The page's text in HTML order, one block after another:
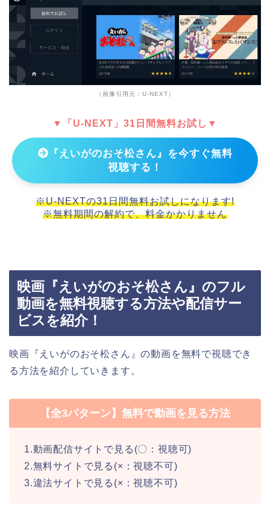
（画像引用元：U-NEXT）
▼「U-NEXT」31日間無料お試し▼
『えいがのおそ松さん』を今すぐ無料
視聴する！
※U-NEXTの31日間無料お試しになります!
※無料期間の解約で、料金かかりません
映画『えいがのおそ松さん』のフル
動画を無料視聴する方法や配信サー
ビスを紹介！
映画『えいがのおそ松さん』の動画を無料で視聴でき
る方法を紹介していきます。
【全3パターン】無料で動画を見る方法
1.動画配信サイトで見る(〇：視聴可)
2.無料サイトで見る(×：視聴不可)
3.違法サイトで見る(×：視聴不可)